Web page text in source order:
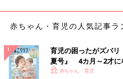
「卵、牛乳はほぼ毎日使うけどなぜ
◾️健康のためのはずが…
「トマトやきゅうり、主菜にあまり
赤ちゃん・育児の人気記事ラ
育児の困ったがズバ
夏号』 4カ月～2才に
いっぱい！
赤ちゃん・育児